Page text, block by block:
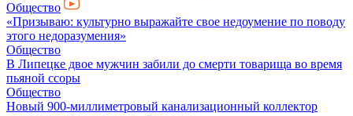
Общество
«Призываю: культурно выражайте свое недоумение по поводу
этого недоразумения»
Общество
В Липецке двое мужчин забили до смерти товарища во время
пьяной ссоры
Общество
Новый 900-миллиметровый канализационный коллектор